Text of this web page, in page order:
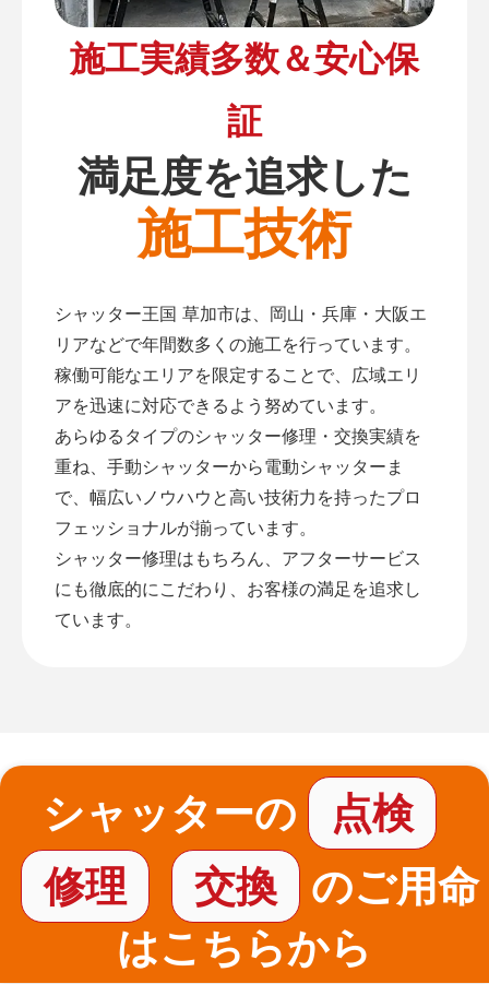
施工実績多数＆安心保
証
満足度を追求した
施工技術
シャッター王国 草加市は、岡山・兵庫・大阪エ
リアなどで年間数多くの施工を行っています。
稼働可能なエリアを限定することで、広域エリ
アを迅速に対応できるよう努めています。
あらゆるタイプのシャッター修理・交換実績を
重ね、手動シャッターから電動シャッターま
で、幅広いノウハウと高い技術力を持ったプロ
フェッショナルが揃っています。
シャッター修理はもちろん、アフターサービス
にも徹底的にこだわり、お客様の満足を追求し
ています。
シャッターの
点検
修理
交換
のご用命
はこちらから